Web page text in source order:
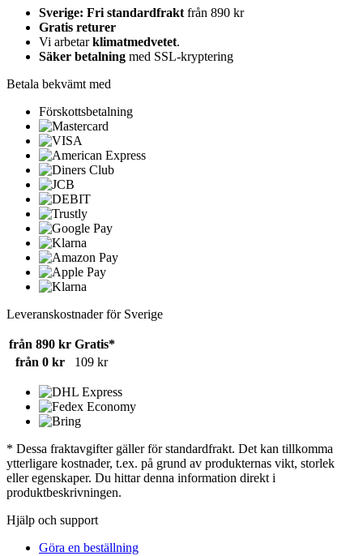
Sverige: Fri standardfrakt från 890 kr
Gratis returer
Vi arbetarklimatmedvetet.
Säker betalning med SSL-kryptering
Betala bekvämt med
Förskottsbetalning
Leveranskostnader för Sverige
från 890 kr Gratis*
från 0 kr
109 kr
* Dessa fraktavgifter gäller för standardfrakt. Det kan tillkomma
ytterligare kostnader, t.ex. på grund av produkternas vikt, storlek
eller egenskaper. Du hittar denna information direkt i
produktbeskrivningen.
Hjälp och support
Göra en beställning